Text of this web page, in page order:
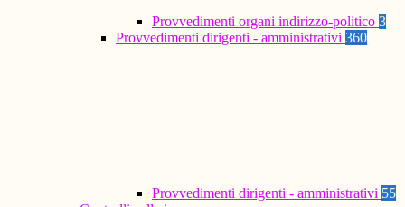
Provvedimenti organi indirizzo-politico 3
Provvedimenti dirigenti - amministrativi 360
Provvedimenti dirigenti - amministrativi 55